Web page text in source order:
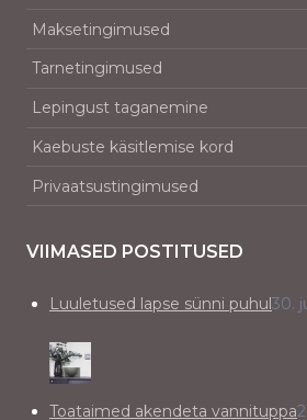
Maksetingimused
Tarnetingimused
Lepingust taganemine
Kaebuste käsitlemise kord
Privaatsustingimused
VIIMASED POSTITUSED
Luuletused lapse sünni puhul30.
Toataimed akendeta vannituppa